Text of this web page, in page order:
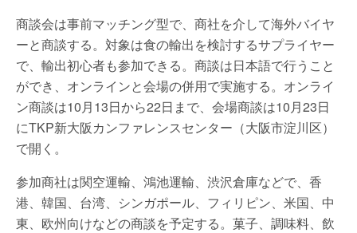
商談会は事前マッチング型で、商社を介して海外バイヤ
ーと商談する。対象は食の輸出を検討するサプライヤー
で、輸出初心者も参加できる。商談は日本語で行うこと
ができ、オンラインと会場の併用で実施する。オンライ
ン商談は10月13日から22日まで、会場商談は10月23日
にTKP新大阪カンファレンスセンター（大阪市淀川区）
で開く。
参加商社は関空運輸、鴻池運輸、渋沢倉庫などで、香
港、韓国、台湾、シンガポール、フィリピン、米国、中
東、欧州向けなどの商談を予定する。菓子、調味料、飲